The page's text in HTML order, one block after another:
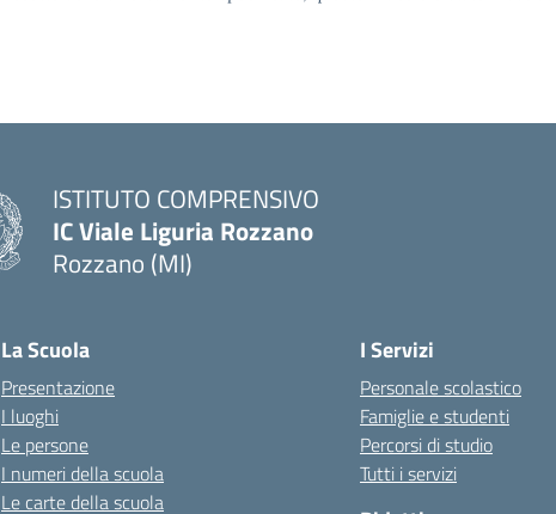
ISTITUTO COMPRENSIVO
IC Viale Liguria Rozzano
Rozzano (MI)
La Scuola
Presentazione
I luoghi
Le persone
I numeri della scuola
Le carte della scuola
I Servizi
Personale scolastico
Famiglie e studenti
Percorsi di studio
Tutti i servizi